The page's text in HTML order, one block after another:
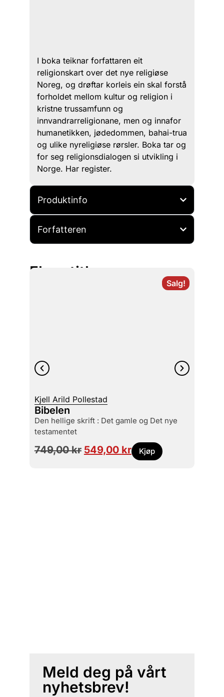
I boka teiknar forfattaren eit
religionskart over det nye religiøse
Noreg, og drøftar korleis ein skal forstå
forholdet mellom kultur og religion i
kristne trussamfunn og
innvandrarreligionane, men og innafor
humanetikken, jødedommen, bahai-trua
og ulike nyreligiøse rørsler. Boka tar og
for seg religionsdialogen si utvikling i
Norge. Har register.
Produktinfo
Forfatteren
Flere titler
Salg!
Kjell Arild Pollestad
Bibelen
Den hellige skrift : Det gamle og Det nye
testamentet
749,00kr 549,00 kr Kjøp
Meld deg på vårt
nyhetsbrev!